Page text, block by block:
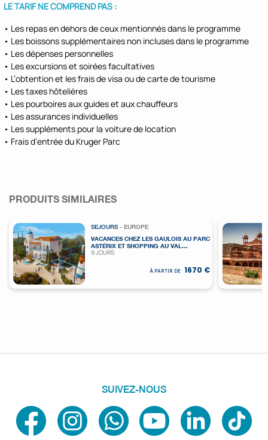
LE TARIF NE COMPREND PAS :
• Les repas en dehors de ceux mentionnés dans le programme
• Les boissons supplémentaires non incluses dans le programme
• Les dépenses personnelles
• Les excursions et soirées facultatives
• L’obtention et les frais de visa ou de carte de tourisme
• Les taxes hôtelières
• Les pourboires aux guides et aux chauffeurs
• Les assurances individuelles
• Les suppléments pour la voiture de location
• Frais d’entrée du Kruger Parc
PRODUITS SIMILAIRES
SEJOURS - EUROPE
VACANCES CHEZ LES GAULOIS AU PARC
ASTÉRIX ET SHOPPING AU VAL
D’EUROPE
9 JOURS
À PARTIR DE 1670 €
SUIVEZ-NOUS